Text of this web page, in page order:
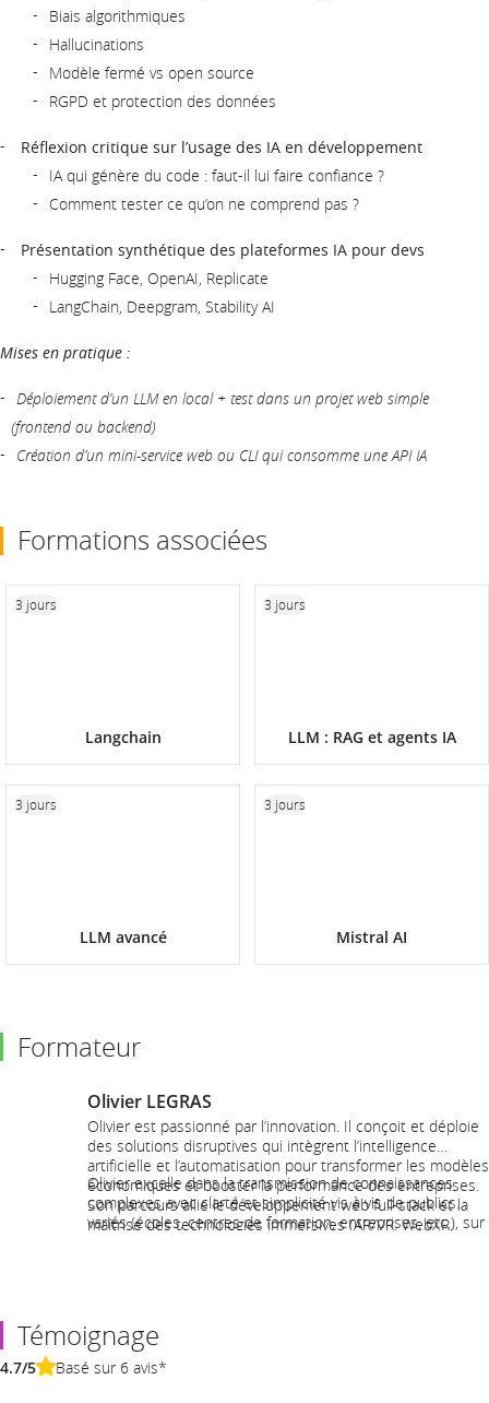
Biais algorithmiques
Hallucinations
Modèle fermé vs open source
RGPD et protection des données
Réflexion critique sur l’usage des IA en développement
IA qui génère du code : faut-il lui faire confiance ?
Comment tester ce qu’on ne comprend pas ?
Présentation synthétique des plateformes IA pour devs
Hugging Face, OpenAI, Replicate
LangChain, Deepgram, Stability AI
Mises en pratique :
Déploiement d’un LLM en local + test dans un projet web simple
(frontend ou backend)
Création d’un mini-service web ou CLI qui consomme une API IA
Formations associées
Langchain
3 jours
LLM : RAG et agents IA
3 jours
LLM avancé
3 jours
Mistral AI
3 jours
Formateur
Olivier LEGRAS
Olivier est passionné par l’innovation. Il conçoit et déploie
des solutions disruptives qui intègrent l’intelligence
artificielle et l’automatisation pour transformer les modèles
économiques et booster la performance des entreprises.
Son parcours allie le développement web full-stack et la
maîtrise des technologies immersives (AR/VR, WebXR,
Olivier excelle dans la transmission de connaissances
complexes avec clarté et simplicité vis à vis de publics
variés (écoles, centres de formation, entreprises, etc.), sur
Témoignage
4.7/5 Basé sur 6 avis*